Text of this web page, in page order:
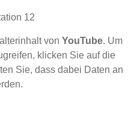
12
von YouTube. Um
klicken Sie auf die
Sie, dass dabei Daten an